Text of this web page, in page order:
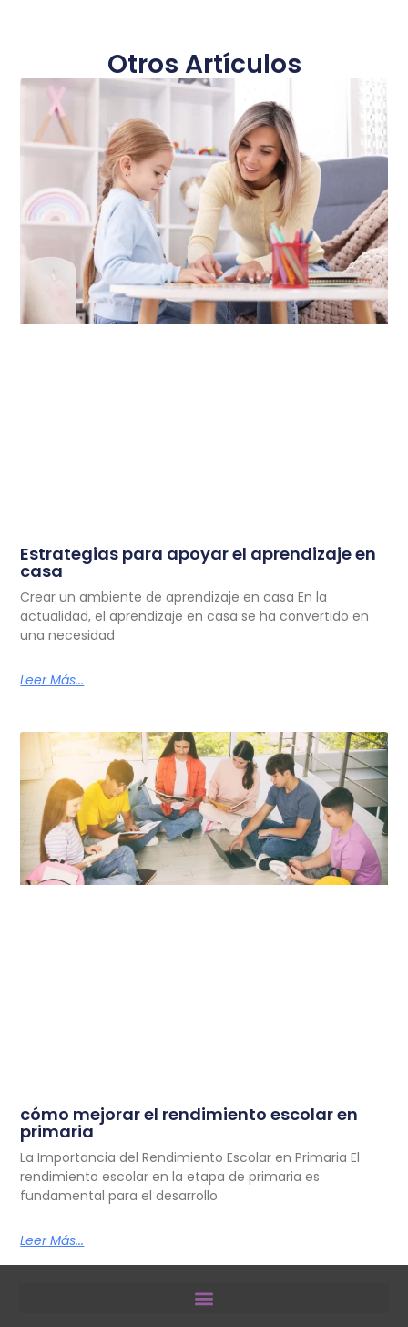
Otros Artículos
Estrategias para apoyar el aprendizaje en
casa
Crear un ambiente de aprendizaje en casa En la
actualidad, el aprendizaje en casa se ha convertido en
una necesidad
Leer Más...
cómo mejorar el rendimiento escolar en
primaria
La Importancia del Rendimiento Escolar en Primaria El
rendimiento escolar en la etapa de primaria es
fundamental para el desarrollo
Leer Más...